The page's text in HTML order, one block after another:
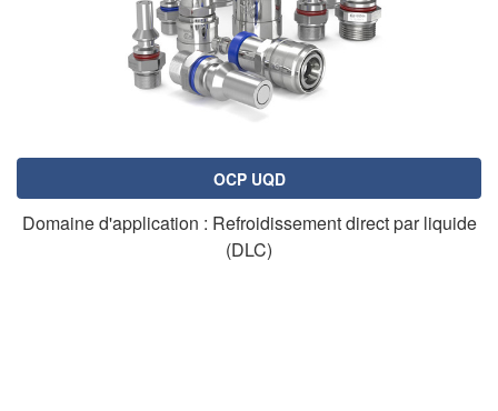
OCP UQD
Domaine d'application : Refroidissement direct par liquide
(DLC)